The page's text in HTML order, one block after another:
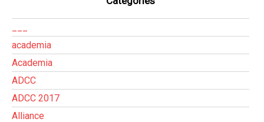
academia
Academia
ADCC
ADCC 2017
Alliance